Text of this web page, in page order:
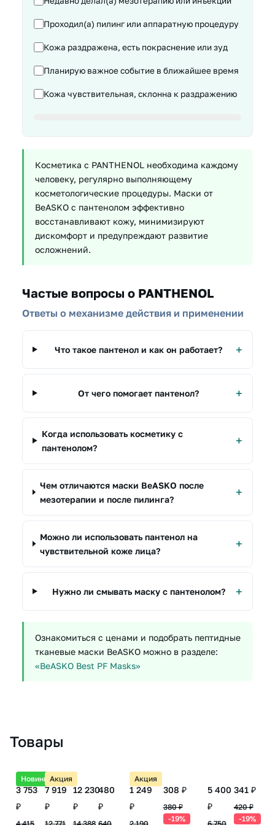
Проходил(а) пилинг или аппаратную процедуру
Кожа раздражена, есть покраснение или зуд
Планирую важное событие в ближайшее время
Кожа чувствительная, склонна к раздражению
Косметика с PANTHENOL необходима каждому
человеку, регулярно выполняющему
косметологические процедуры. Маски от
BeASKO с пантенолом эффективно
восстанавливают кожу, минимизируют
дискомфорт и предупреждают развитие
осложнений.
Частые вопросы о PANTHENOL
Ответы о механизме действия и применении
Что такое пантенол и как он работает?
От чего помогает пантенол?
Когда использовать косметику с
пантенолом?
Чем отличаются маски BeASKO после
мезотерапии и после пилинга?
Можно ли использовать пантенол на
чувствительной коже лица?
Нужно ли смывать маску с пантенолом?
Ознакомиться с ценами и подобрать пептидные
тканевые маски BeASKO можно в разделе:
«BeASKO Best PF Masks»
Товары
Новинка
3 753
₽
Акция
7 919
₽
12 230
₽
480
₽
Акция
1 249
₽
308 ₽
380 ₽
-19%
5 400
₽
341 ₽
420 ₽
-19%